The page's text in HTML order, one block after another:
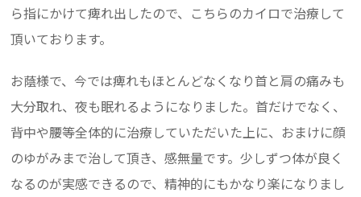
ら指にかけて痺れ出したので、こちらのカイロで治療して
頂いております。
お蔭様で、今では痺れもほとんどなくなり首と肩の痛みも
大分取れ、夜も眠れるようになりました。首だけでなく、
背中や腰等全体的に治療していただいた上に、おまけに顔
のゆがみまで治して頂き、感無量です。少しずつ体が良く
なるのが実感できるので、精神的にもかなり楽になりまし